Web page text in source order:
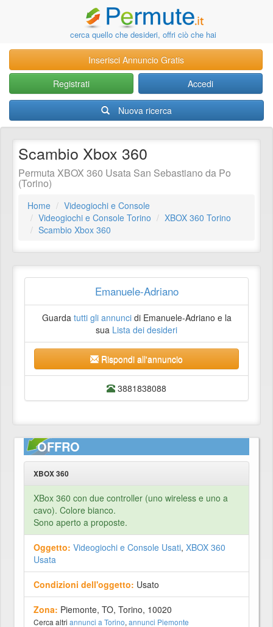
cerca quello che desideri, offri ciò che hai
Inserisci Annuncio Gratis
Registrati
Accedi
Nuova ricerca
Scambio Xbox 360
Permuta XBOX 360 Usata San Sebastiano da Po
(Torino)
Home
Videogiochi e Console
Videogiochi e Console Torino
XBOX 360 Torino
Scambio Xbox 360
Emanuele-Adriano
Guarda tutti gli annuncidi Emanuele-Adriano e la
sua Lista dei desideri
Rispondi all'annuncio
3881838088
OFFRO
XBOX 360
XBox 360 con due controller (uno wireless e uno a
cavo). Colore bianco.
Sono aperto a proposte.
Oggetto: Videogiochi e Console Usati, XBOX 360
Usata
Condizioni dell'oggetto: Usato
Zona: Piemonte, TO, Torino, 10020
Cerca altri annunci a Torino, annunci Piemonte